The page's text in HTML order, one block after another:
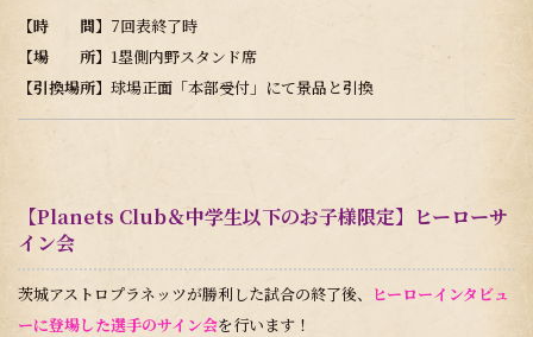
【時 間】 7回表終了時
【場 所】 1塁側内野スタンド席
【引換場所】球場正面「本部受付」にて景品と引換
【Planets Club＆中学生以下のお子様限定】ヒーローサ
イン会
茨城アストロプラネッツが勝利した試合の終了後、 ヒーローインタビュ
ーに登場した選手のサイン会を行います！